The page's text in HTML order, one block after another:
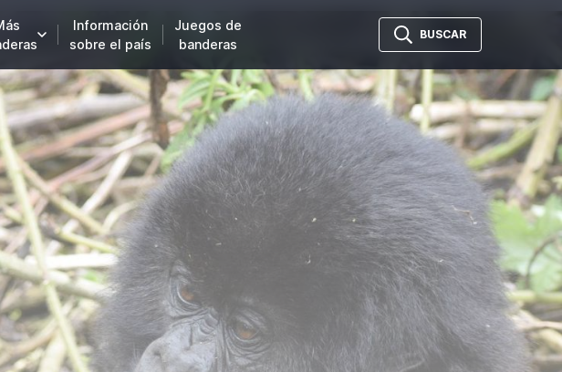
Información
sobre el país
Juegos de
banderas
BUSCAR